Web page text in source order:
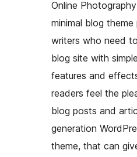
Online
minimal blog
writers who need
blog site with
features and
readers feel the
blog posts and
generation
theme, that can